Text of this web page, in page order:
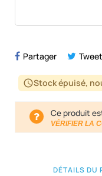
Partager Tweet
scheduleStock épuisé,
Ce produit
VÉRIFIER LA
DÉTAILS DU